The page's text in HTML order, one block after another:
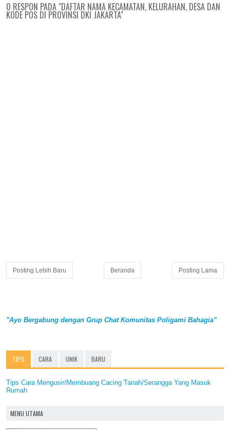
0 RESPON PADA "DAFTAR NAMA KECAMATAN, KELURAHAN, DESA DAN
KODE POS DI PROVINSI DKI JAKARTA"
Posting Lebih Baru Posting Lama
Beranda
"Ayo Bergabung dengan Grup Chat Komunitas Poligami Bahagia"
TIPS CARA UNIK BARU
Tips Cara Mengusir/Membuang Cacing Tanah/Serangga Yang Masuk
Rumah
MENU UTAMA